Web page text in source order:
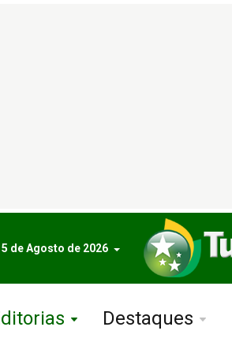
de Agosto de 2026
Destaques